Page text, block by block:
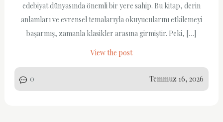
edebiyat dünyasında önemli bir yere sahip. Bu kitap, derin
anlamları ve evrensel temalarıyla okuyucularını etkilemeyi
başarmış, zamanla klasikler arasına girmiştir. Peki, […]
View the post
0 Temmuz 16, 2026